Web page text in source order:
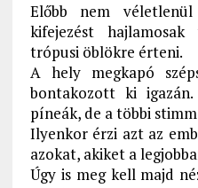
Előbb nem
kifejezést
trópusi öblökre érteni.
A hely megkapó
bontakozott ki
píneák, de a többi
Ilyenkor érzi azt az
azokat, akiket a
Úgy is meg kell majd